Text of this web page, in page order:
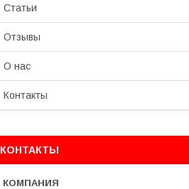
Статьи
Отзывы
О нас
Контакты
КОНТАКТЫ